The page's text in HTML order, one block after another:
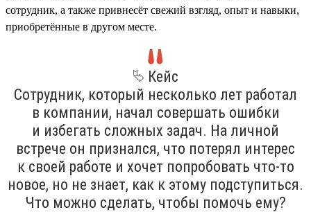
сотрудник, а также привнесёт свежий взгляд, опыт и навыки,
приобретённые в другом месте.
⮱ Кейс
Сотрудник, который несколько лет работал
в компании, начал совершать ошибки
и избегать сложных задач. На личной
встрече он признался, что потерял интерес
к своей работе и хочет попробовать что-то
новое, но не знает, как к этому подступиться.
Что можно сделать, чтобы помочь ему?